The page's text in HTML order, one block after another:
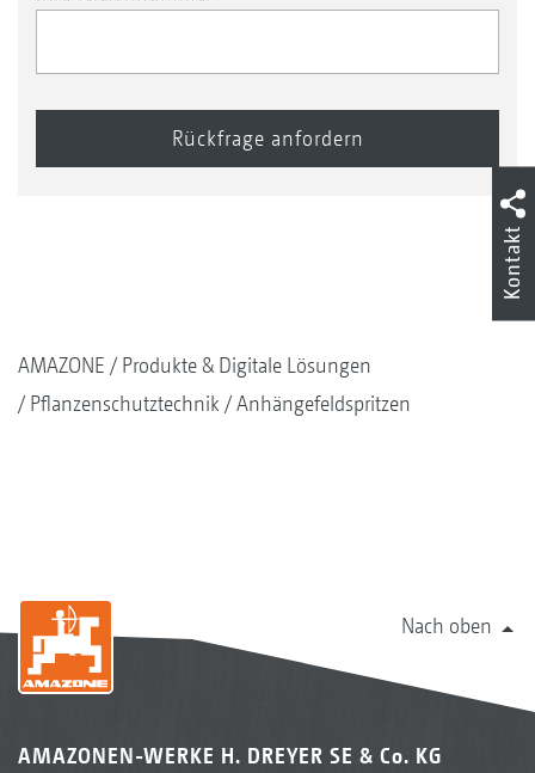
AMAZONE
Produkte & Digitale Lösungen
Pflanzenschutztechnik
Anhängefeldspritzen
Nach oben
AMAZONEN-WERKE H. DREYER SE & Co. KG
Kontakt